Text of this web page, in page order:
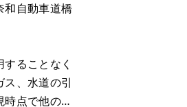
和自動車道橋
ることなく
、水道の引
点で他の費